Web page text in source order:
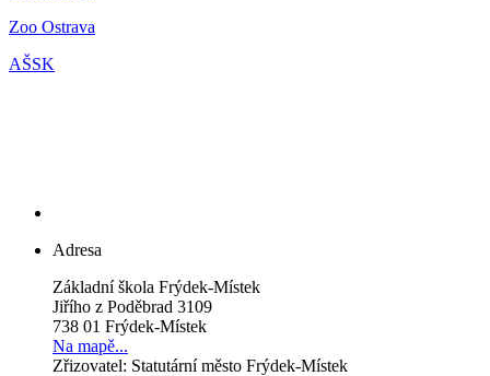
Zoo Ostrava
AŠSK
Adresa
Základní škola Frýdek-Místek
Jiřího z Poděbrad 3109
738 01 Frýdek-Místek
Na mapě...
Zřizovatel: Statutární město Frýdek-Místek